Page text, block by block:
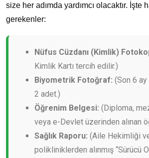
size her adımda yardımcı olacaktır. İşte
gerekenler:
Nüfus Cüzdanı (Kimlik)
Kimlik Kartı tercih edilir.)
Biyometrik Fotoğraf: (Son 6
2 adet.)
Öğrenim Belgesi: (Diploma,
veya e-Devlet üzerinden alınan
Sağlık Raporu: (Aile Hekimliği
polikliniklerden alınmış “Sürücü